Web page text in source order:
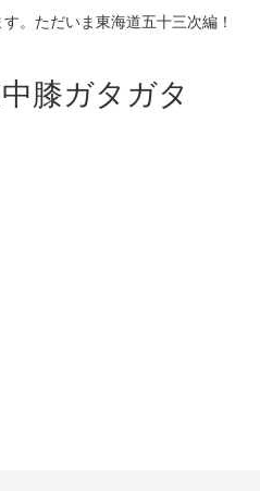
。ただいま東海道五十三次編！
膝ガタガタ